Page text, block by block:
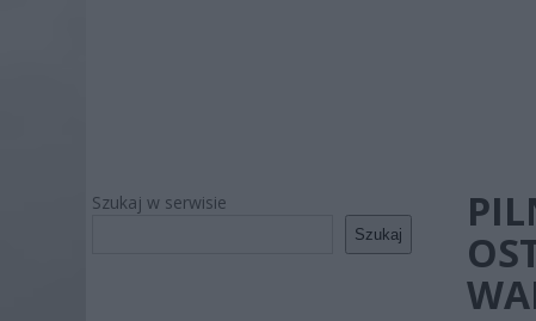
Szukaj w serwisie
Szukaj